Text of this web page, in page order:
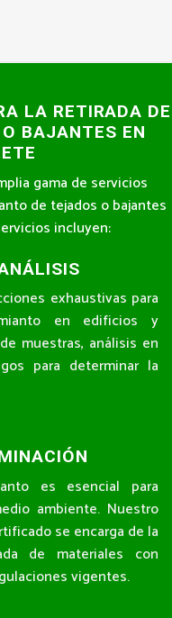
LA RETIRADA DE
BAJANTES EN
gama de servicios
de tejados o bajantes
incluyen:
exhaustivas para
en edificios y
muestras, análisis en
para determinar la
es esencial para
ambiente. Nuestro
se encarga de la
de materiales con
vigentes.